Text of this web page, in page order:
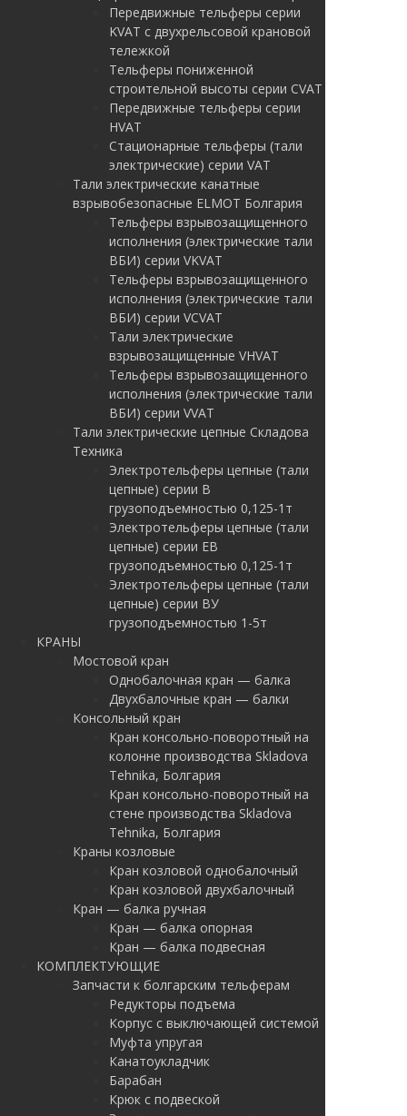
Передвижные тельферы серии
KVAT с двухрельсовой крановой
тележкой
Тельферы пониженной
строительной высоты серии CVAT
Передвижные тельферы серии
HVAT
Стационарные тельферы (тали
электрические) серии VAT
Тали электрические канатные
взрывобезопасные ELMOT Болгария
Тельферы взрывозащищенного
исполнения (электрические тали
ВБИ) серии VKVAT
Тельферы взрывозащищенного
исполнения (электрические тали
ВБИ) серии VCVAT
Тали электрические
взрывозащищенные VHVAT
Тельферы взрывозащищенного
исполнения (электрические тали
ВБИ) серии VVAT
Тали электрические цепные Складова
Техника
Электротельферы цепные (тали
цепные) серии В
грузоподъемностью 0,125-1т
Электротельферы цепные (тали
цепные) серии EB
грузоподъемностью 0,125-1т
Электротельферы цепные (тали
цепные) серии ВУ
грузоподъемностью 1-5т
КРАНЫ
Мостовой кран
Однобалочная кран — балка
Двухбалочные кран — балки
Консольный кран
Кран консольно-поворотный на
колонне производства Skladova
Tehnika, Болгария
Кран консольно-поворотный на
стене производства Skladova
Tehnika, Болгария
Краны козловые
Кран козловой однобалочный
Кран козловой двухбалочный
Кран — балка ручная
Кран — балка опорная
Кран — балка подвесная
КОМПЛЕКТУЮЩИЕ
Запчасти к болгарским тельферам
Редукторы подъема
Корпус с выключающей системой
Муфта упругая
Канатоукладчик
Барабан
Крюк с подвеской